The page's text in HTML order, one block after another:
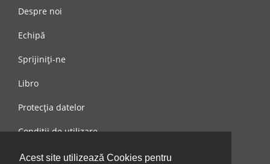
Acest site utilizează Cookies pentru
Despre noi
Echipă
Sprijiniți-ne
Libro
Protecția datelor
Condiții de utilizare
Mesaj către noi